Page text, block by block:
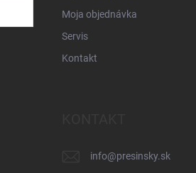
Moja objednávka
Servis
Kontakt
info@presinsky.sk